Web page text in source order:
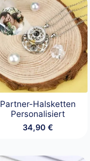
Partner-Halsketten
Personalisiert
34,90 €